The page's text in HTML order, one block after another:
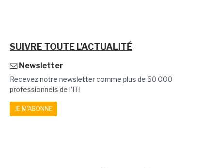
SUIVRE TOUTE L'ACTUALITÉ
Newsletter
Recevez notre newsletter comme plus de 50 000
professionnels de l'IT!
JE M'ABONNE